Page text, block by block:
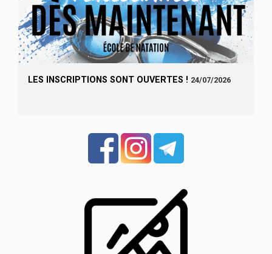
LES INSCRIPTIONS SONT OUVERTES ! 24/07/2026